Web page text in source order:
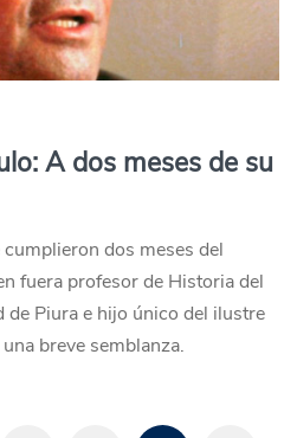
A dos meses de su
dos meses del
fuera profesor de Historia del
de Piura e hijo único del ilustre
breve semblanza.